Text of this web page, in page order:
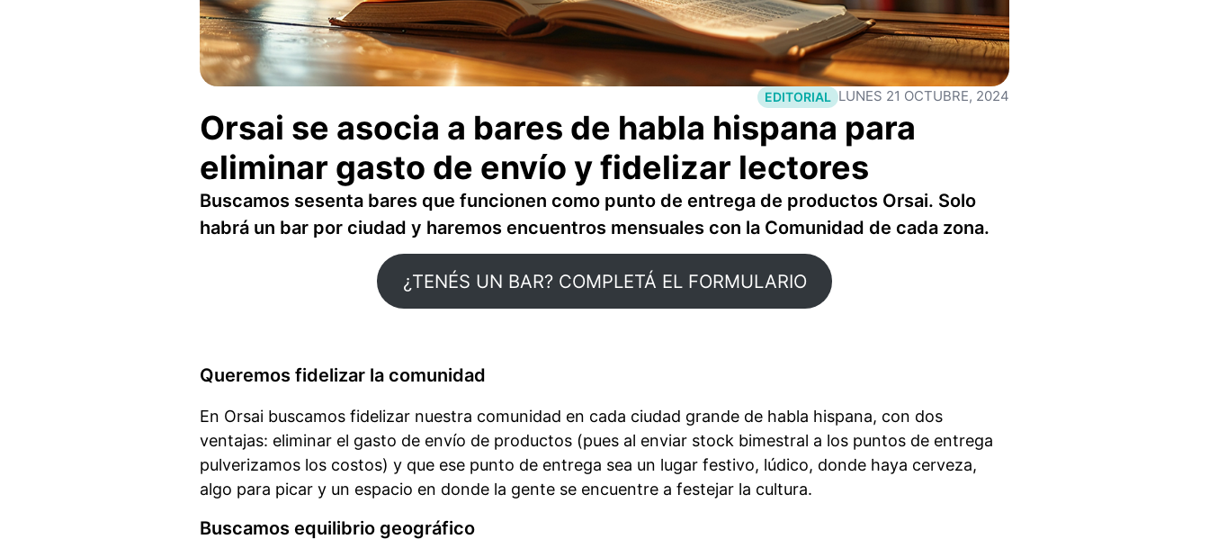
LUNES 21 OCTUBRE, 2024
EDITORIAL
Orsai se asocia a bares de habla hispana para
eliminar gasto de envío y fidelizar lectores
Buscamos sesenta bares que funcionen como punto de entrega de productos Orsai. Solo
habrá un bar por ciudad y haremos encuentros mensuales con la Comunidad de cada zona.
¿TENÉS UN BAR? COMPLETÁ EL FORMULARIO
Queremos fidelizar la comunidad
En Orsai buscamos fidelizar nuestra comunidad en cada ciudad grande de habla hispana, con dos
ventajas: eliminar el gasto de envío de productos (pues al enviar stock bimestral a los puntos de entrega
pulverizamos los costos) y que ese punto de entrega sea un lugar festivo, lúdico, donde haya cerveza,
algo para picar y un espacio en donde la gente se encuentre a festejar la cultura.
Buscamos equilibrio geográfico